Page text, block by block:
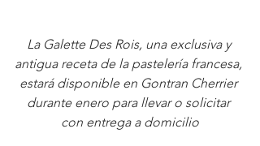
La Galette Des Rois, una exclusiva y
antigua receta de la pastelería francesa,
estará disponible en Gontran Cherrier
durante enero para llevar o solicitar
con entrega a domicilio